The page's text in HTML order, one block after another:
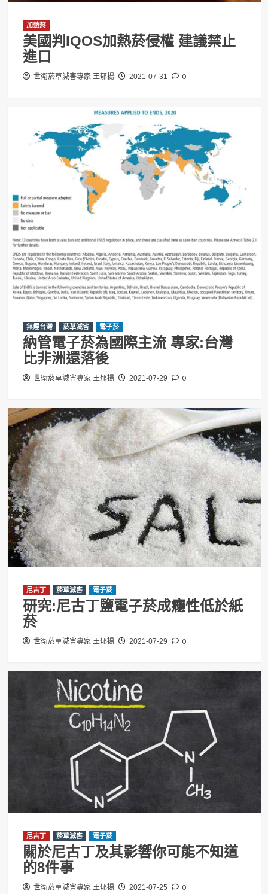
加熱菸
美國判IQOS加熱菸侵權 建議禁止
進口
世衛菸草減害專家 王郁揚 2021-07-31 0
無煙台灣 菸草減害 電子菸
納管電子菸為國際主流 專家:台灣
比非洲還落後
世衛菸草減害專家 王郁揚 2021-07-29 0
尼古丁 菸草減害 電子菸
研究:尼古丁鹽電子菸成癮性低於紙
菸
世衛菸草減害專家 王郁揚 2021-07-29 0
尼古丁 菸草減害 電子菸
關於尼古丁及其影響你可能不知道
的8件事
世衛菸草減害專家 王郁揚 2021-07-25 0